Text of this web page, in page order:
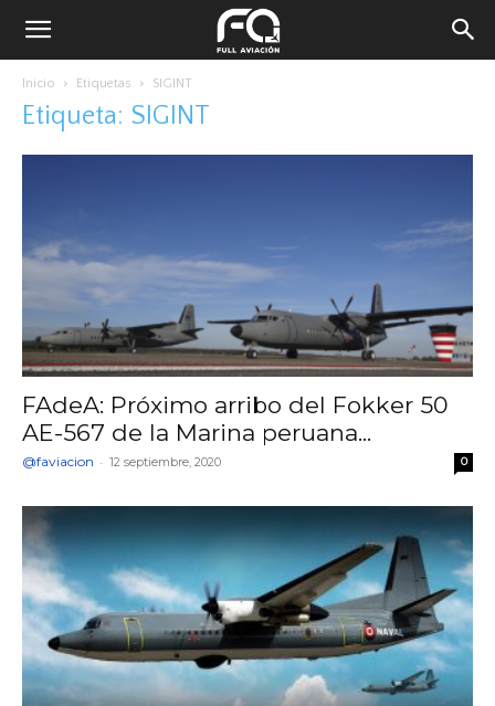
Inicio Etiquetas SIGINT
Etiqueta: SIGINT
FAdeA: Próximo arribo del Fokker 50
AE-567 de la Marina peruana...
@faviacion - 12 septiembre, 2020 0